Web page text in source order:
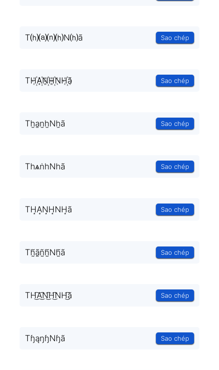
T⒣⒜⒩⒣N⒣ã Sao chép
TH꙰A꙰N꙰H꙰NH꙰ã Sao chép
Th̫a̫n̫h̫Nh̫ã Sao chép
TһѧṅһNһã Sao chép
TH͙A͙N͙H͙NH͙ã Sao chép
Th̰̃ã̰ñ̰h̰̃Nh̰̃ã Sao chép
TH͜͡A͜͡N͜͡H͜͡NH͜͡ã Sao chép
TɧąŋɧNɧã Sao chép